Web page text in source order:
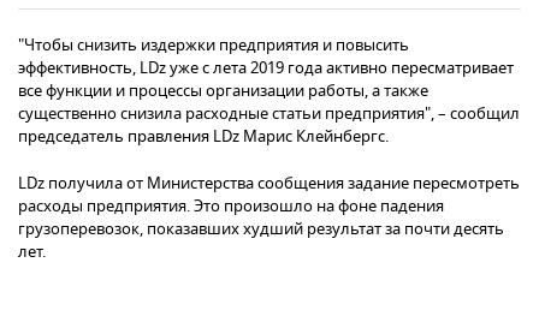
"Чтобы снизить издержки предприятия и повысить
эффективность, LDz уже с лета 2019 года активно пересматривает
все функции и процессы организации работы, а также
существенно снизила расходные статьи предприятия", – сообщил
председатель правления LDz Марис Клейнбергс.
LDz получила от Министерства сообщения задание пересмотреть
расходы предприятия. Это произошло на фоне падения
грузоперевозок, показавших худший результат за почти десять
лет.